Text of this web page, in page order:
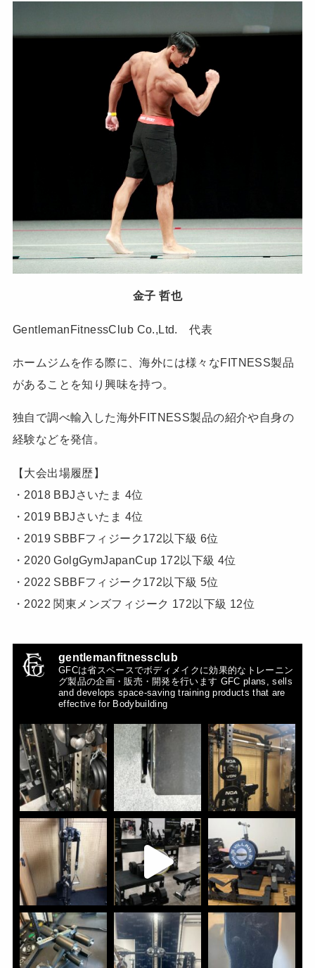
金子 哲也
GentlemanFitnessClub Co.,Ltd. 代表
ホームジムを作る際に、海外には様々なFITNESS製品
があることを知り興味を持つ。
独自で調べ輸入した海外FITNESS製品の紹介や自身の
経験などを発信。
【大会出場履歴】
・2018 BBJさいたま 4位
・2019 BBJさいたま 4位
・2019 SBBFフィジーク172以下級 6位
・2020 GolgGymJapanCup 172以下級 4位
・2022 SBBFフィジーク172以下級 5位
・2022 関東メンズフィジーク 172以下級 12位
gentlemanfitnessclub
GFCは省スペースでボディメイクに効果的なトレーニン
グ製品の企画・販売・開発を行います GFC plans, sells
and develops space-saving training products that are
effective for Bodybuilding